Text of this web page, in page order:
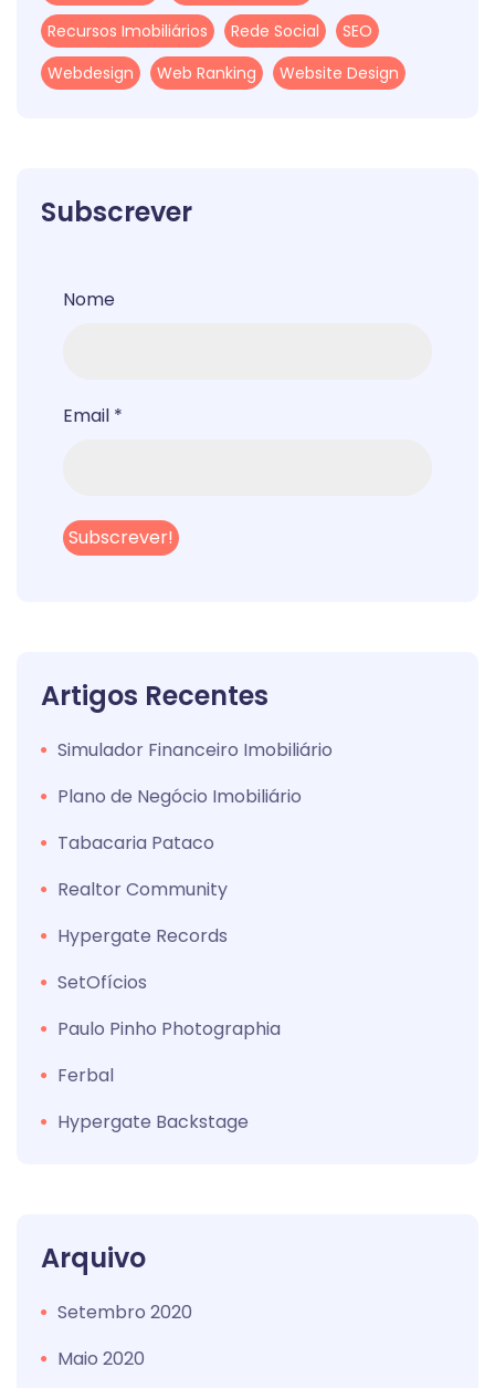
Recursos Imobiliários Rede Social
SEO
Webdesign
Web Ranking Website Design
Subscrever
Nome
Email *
Artigos Recentes
Simulador Financeiro Imobiliário
Plano de Negócio Imobiliário
Tabacaria Pataco
Realtor Community
Hypergate Records
SetOfícios
Paulo Pinho Photographia
Ferbal
Hypergate Backstage
Arquivo
Setembro 2020
Maio 2020